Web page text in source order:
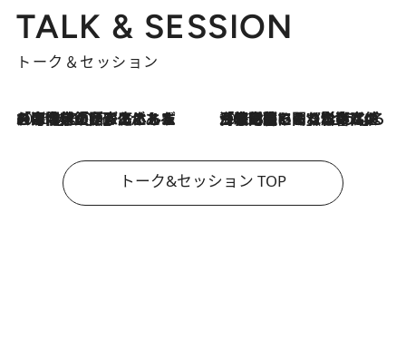
TALK & SESSION
トーク＆セッション
2026.8.3
「今後値上げがあるとすれば…」「リスクがあるのは今年の冬」エネルギー専門家が語る、ホルムズ海峡封鎖が家庭にもたらす“ある心配” 2026.8.3
「住宅建てられない…」「サーチャージ料の高値が続いている」ホルムズ海峡封鎖による影響はいつまで続く？《エネルギー専門家に聞く“どうなる日本の暮らし”》
トーク&セッション TOP